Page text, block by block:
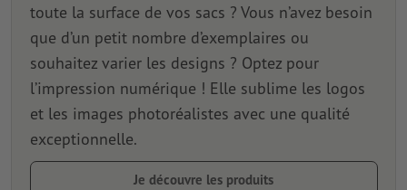
toute la surface de vos sacs ? Vous n’avez besoin
que d’un petit nombre d’exemplaires ou
souhaitez varier les designs ? Optez pour
l’impression numérique ! Elle sublime les logos
et les images photoréalistes avec une qualité
exceptionnelle.
Je découvre les produits